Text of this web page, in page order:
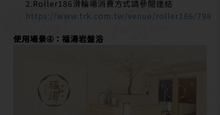
2.Roller186滑輪場消費方式請參閱連結
https://www.trk.com.tw/venue/roller186/798
使用場景➃：福湯岩盤浴